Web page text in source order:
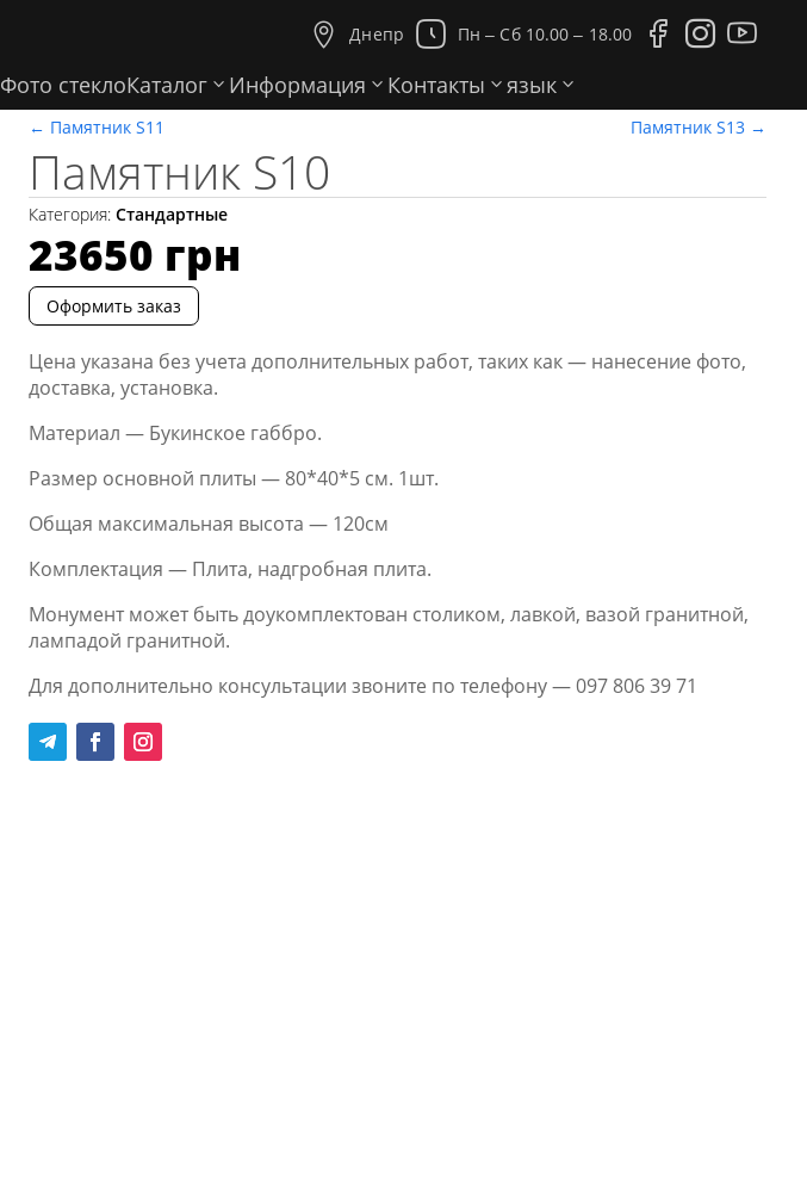
 Днепр  Пн ‒ Сб 10.00 ‒ 18.00   
Фото стеклоКаталог Информация Контакты язык
← Памятник S11 Памятник S13 →
Памятник S10
Категория:Стандартные
23650 грн
Оформить заказ
Цена указана без учета дополнительных работ, таких как — нанесение фото,
доставка, установка.
Материал — Букинское габбро.
Размер основной плиты — 80*40*5 см. 1шт.
Общая максимальная высота — 120см
Комплектация — Плита, надгробная плита.
Монумент может быть доукомплектован столиком, лавкой, вазой гранитной,
лампадой гранитной.
Для дополнительно консультации звоните по телефону — 097 806 39 71